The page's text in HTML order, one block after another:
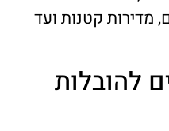
מדירות קטנות ועד
להובלות